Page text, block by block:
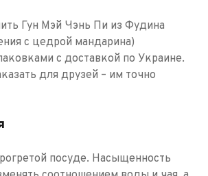
Гун Мэй Чэнь Пи из Фудина
с цедрой мандарина)
с доставкой по Украине.
для друзей – им точно
посуде. Насыщенность